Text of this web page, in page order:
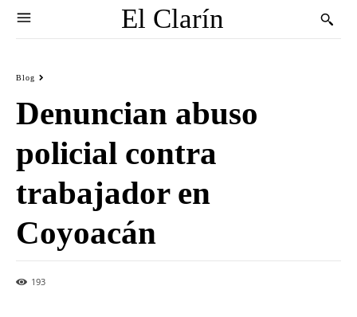
El Clarín
Blog
Denuncian abuso
policial contra
trabajador en
Coyoacán
193